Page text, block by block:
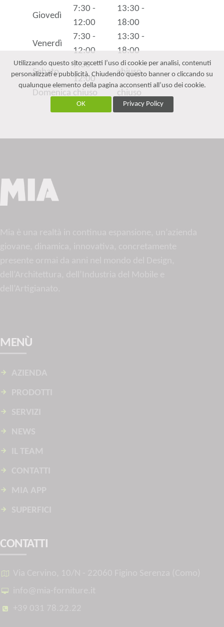
Giovedì
7:30 -
12:00
13:30 -
18:00
Venerdì
7:30 -
12:00
13:30 -
18:00
Sabato
7:30 -
12:00
chiuso
Domenica chiuso chiuso
MENÙ
CONTATTI
Utilizzando questo sito accetti l’uso di cookie per analisi, contenuti
personalizzati e pubblicità. Chiudendo questo banner o cliccando su
qualunque elemento della pagina acconsenti all’uso dei cookie.
OK Privacy Policy